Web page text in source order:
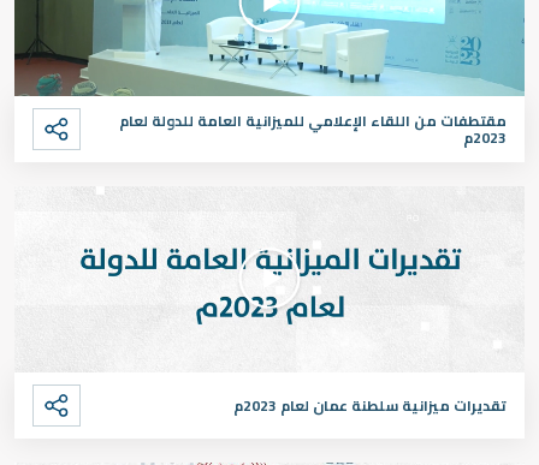
مقتطفات من اللقاء الإعلامي للميزانية العامة للدولة لعام
2023م
تقديرات ميزانية سلطنة عمان لعام 2023م